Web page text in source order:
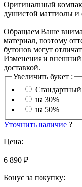
Оригинальный
душистой маттиолы и
Обращаем Ваше
материал, поэтому
бутонов могут
Изменения и внешний
доставкой.
Увеличить букет :
Стандартный
на 30%
на 50%
Уточнить наличие ?
Цена:
6 890 ₽
Бонус за покупку: